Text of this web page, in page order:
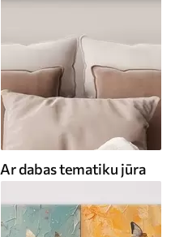
Ar dabas tematiku jūra